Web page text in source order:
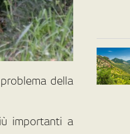
della
importanti a